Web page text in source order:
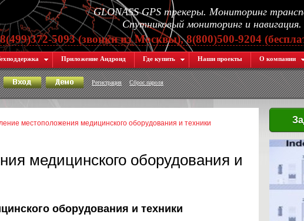
GLONASS GPS трекеры. Мониторинг
Спутниковый мониторинг и навигация.
8(499)372-5093 (звонки из Москвы), 8(800)500-9204
Приложение Андроид Где купить Наши проекты О компании
Регистрация Сброс пароля
местоположения медицинского оборудования и техники
медицинского оборудования и
оборудования и техники